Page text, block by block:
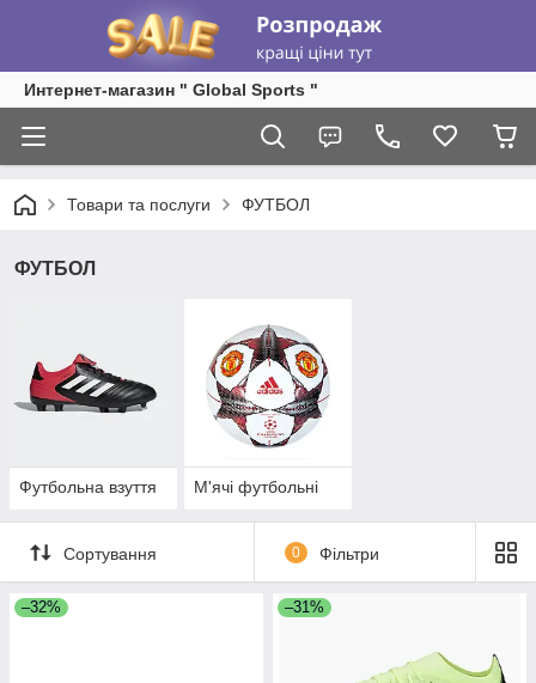
Интернет-магазин " Global Sports "
Товари та послуги ФУТБОЛ
ФУТБОЛ
Футбольна взуття М'ячі футбольні
Сортування 0 Фільтри
–32% –31%